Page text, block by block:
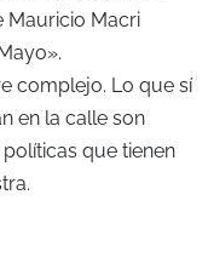
Mauricio Macri
complejo. Lo que sí
en la calle son
que tienen